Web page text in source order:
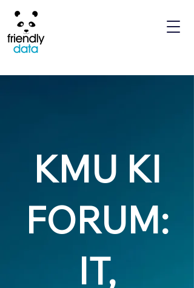
KMU KI
FORUM:
IT,